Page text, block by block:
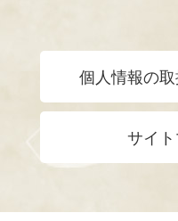
個人情報の
サイ